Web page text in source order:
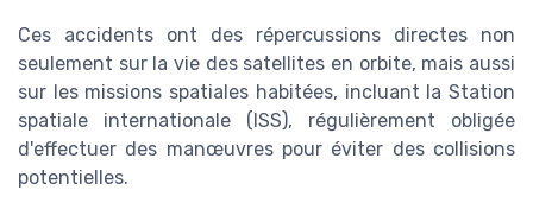
Ces accidents ont des répercussions directes non
seulement sur la vie des satellites en orbite, mais aussi
sur les missions spatiales habitées, incluant la Station
spatiale internationale (ISS), régulièrement obligée
d'effectuer des manœuvres pour éviter des collisions
potentielles.